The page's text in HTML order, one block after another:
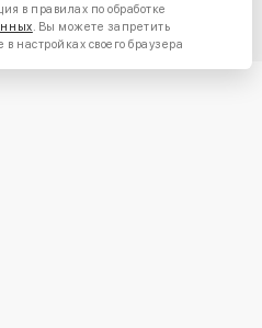
в правилах по обработке
. Вы можете запретить
настройках своего браузера